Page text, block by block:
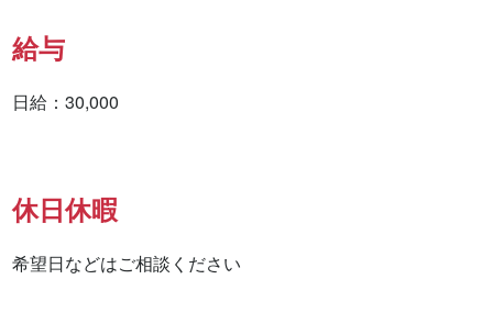
給与
日給：30,000
休日休暇
希望日などはご相談ください